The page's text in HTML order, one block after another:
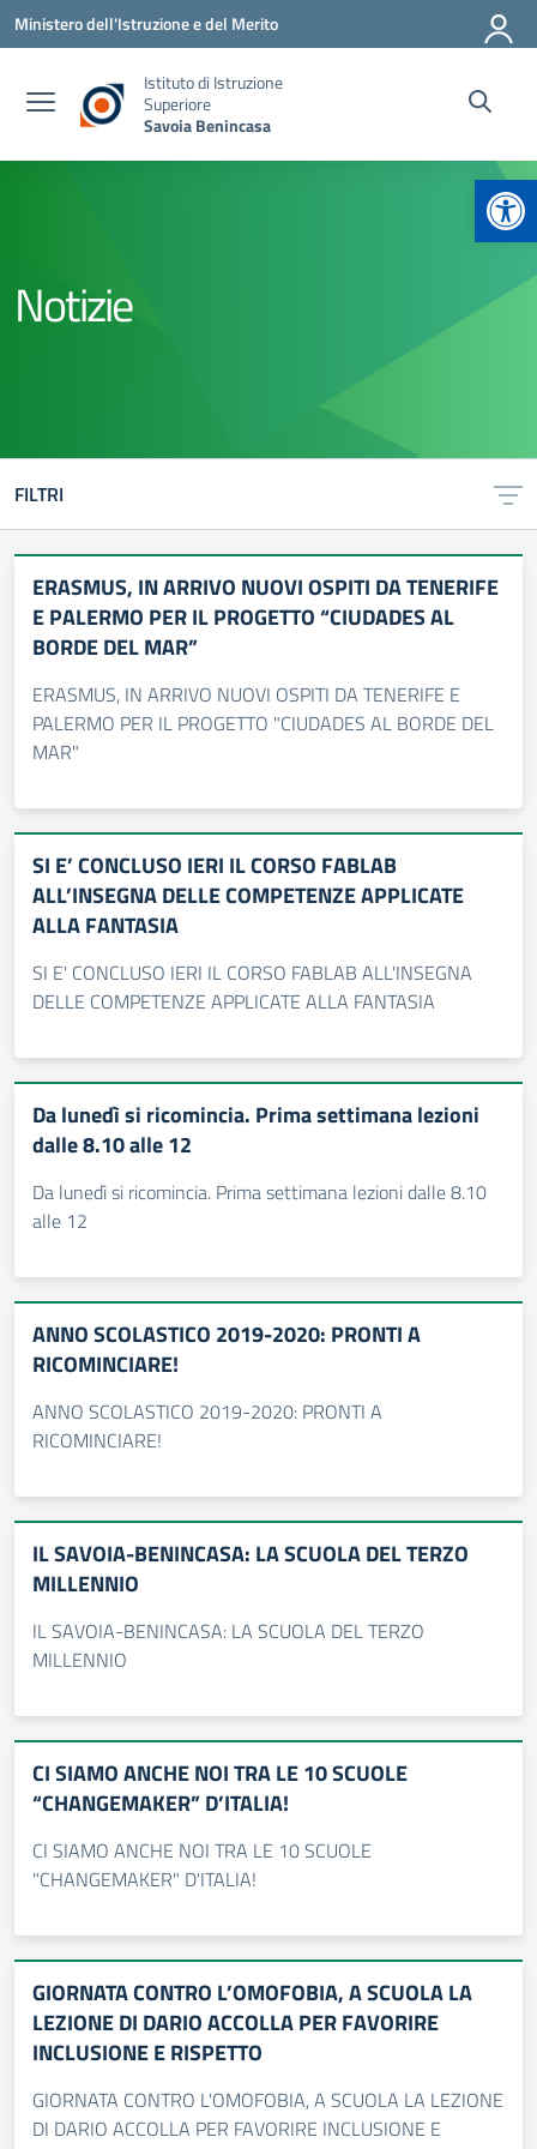
Vai ai contenuti
Vai al menu di navigazione
Vai al footer
Ministero dell'Istruzione e del Merito
Istituto di Istruzione
Superiore
Savoia Benincasa
Notizie
FILTRI
ERASMUS, IN ARRIVO NUOVI OSPITI DA TENERIFE
E PALERMO PER IL PROGETTO “CIUDADES AL
BORDE DEL MAR”
ERASMUS, IN ARRIVO NUOVI OSPITI DA TENERIFE E
PALERMO PER IL PROGETTO "CIUDADES AL BORDE DEL
MAR"
SI E’ CONCLUSO IERI IL CORSO FABLAB
ALL’INSEGNA DELLE COMPETENZE APPLICATE
ALLA FANTASIA
SI E' CONCLUSO IERI IL CORSO FABLAB ALL'INSEGNA
DELLE COMPETENZE APPLICATE ALLA FANTASIA
Da lunedì si ricomincia. Prima settimana lezioni
dalle 8.10 alle 12
Da lunedì si ricomincia. Prima settimana lezioni dalle 8.10
alle 12
ANNO SCOLASTICO 2019-2020: PRONTI A
RICOMINCIARE!
ANNO SCOLASTICO 2019-2020: PRONTI A
RICOMINCIARE!
IL SAVOIA-BENINCASA: LA SCUOLA DEL TERZO
MILLENNIO
IL SAVOIA-BENINCASA: LA SCUOLA DEL TERZO
MILLENNIO
CI SIAMO ANCHE NOI TRA LE 10 SCUOLE
“CHANGEMAKER” D’ITALIA!
CI SIAMO ANCHE NOI TRA LE 10 SCUOLE
"CHANGEMAKER" D'ITALIA!
GIORNATA CONTRO L’OMOFOBIA, A SCUOLA LA
LEZIONE DI DARIO ACCOLLA PER FAVORIRE
INCLUSIONE E RISPETTO
GIORNATA CONTRO L'OMOFOBIA, A SCUOLA LA LEZIONE
DI DARIO ACCOLLA PER FAVORIRE INCLUSIONE E